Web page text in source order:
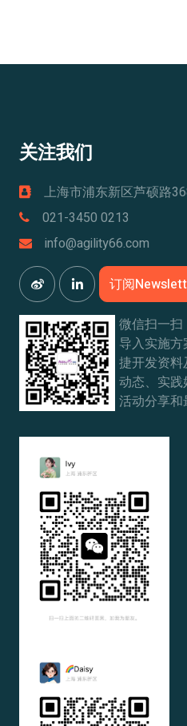
关注我们
上海市浦东新区芦硕路
021-3450 0213
info@agility66.com
订阅
微信扫一扫
导入实施
捷开发资
动态、实
活动分享